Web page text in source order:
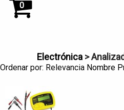
0
Electrónica>
Ordenar por: Relevancia Nombre